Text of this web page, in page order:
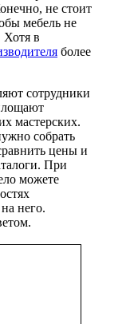
не стоит
мебель не
Хотя в
более
сотрудники
мастерских.
собрать
цены и
При
можете
него.